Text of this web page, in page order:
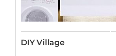
DIY Village